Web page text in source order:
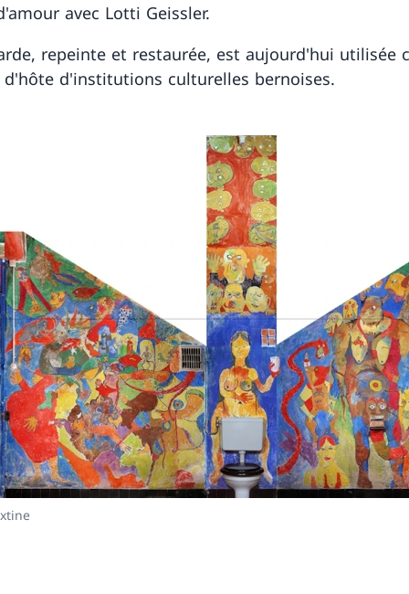
avec Lotti Geissler.
repeinte et restaurée, est aujourd'hui utilisée
d'hôte d'institutions culturelles bernoises.